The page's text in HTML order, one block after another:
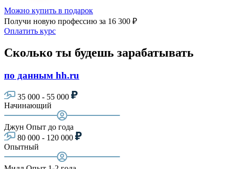
Можно купить в подарок
Получи новую профессию за 16 300 ₽
Оплатить курс
Сколько ты будешь зарабатывать
по данным hh.ru
35 000 - 55 000
Начинающий
Джун Опыт до года
80 000 - 120 000
Опытный